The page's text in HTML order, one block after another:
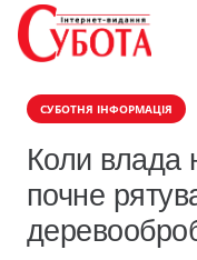
СУБОТНЯ ІНФОРМАЦІЯ
Коли влада
почне